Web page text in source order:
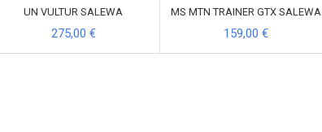
UN VULTUR SALEWA
275,00 €
MS MTN TRAINER GTX SALEWA
159,00 €